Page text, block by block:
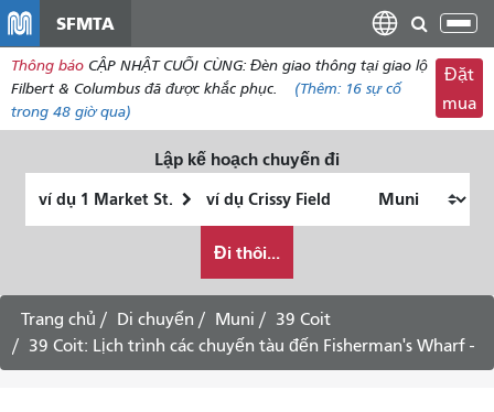
dung
SFMTA
đổi
Thông báo CẬP NHẬT CUỐI CÙNG: Đèn giao thông tại giao lộ
Filbert & Columbus đã được khắc phục.
(Thêm: 16 sựcố
trong 48 giờ qua)
Đặt
mua
Lập kế hoạch chuyến đi
thúc
muốn
đi
du
lịch
như
Đi thôi...
Trang chủ Di chuyển Muni
39 Coit
39 Coit: Lịch trình các chuyến tàu đến Fisherman's Wharf -